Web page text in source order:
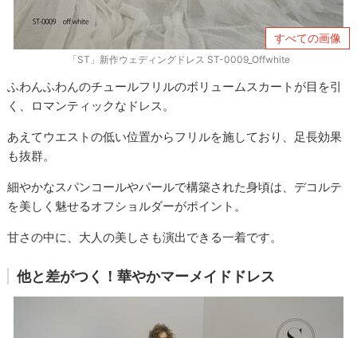
すべての画像
「ST」新作ウェディングドレス ST-0009_Offwhite
ふわんふわんのチュールフリルのボリュームスカートが目を引
く、ロマンティックなドレス。
あえてウエストの低い位置からフリルを施しており、足長効果
も抜群。
細やかなスパンコールやパールで構築された身頃は、デコルテ
を美しく魅せるオフショルダーがポイント。
甘さの中に、大人の美しさも演出できる一着です。
他と差がつく！華やかマーメイドドレス